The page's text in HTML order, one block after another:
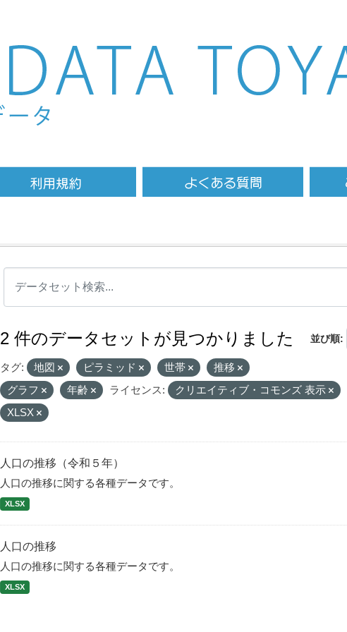
並び順
2 件のデータセットが見つかりました
タグ: 地図 ピラミッド 世帯
推移
グラフ
年齢 ライセンス: クリエイティブ・コモンズ 表示
XLSX
人口の推移（令和５年）
人口の推移に関する各種データです。
XLSX
人口の推移
人口の推移に関する各種データです。
XLSX